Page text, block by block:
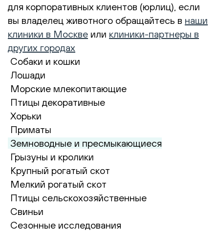
для корпоративных клиентов (юрлиц), если
вы владелец животного обращайтесь в наши
клиники в Москве или клиники-партнеры в
других городах
Собаки и кошки
Лошади
Морские млекопитающие
Птицы декоративные
Хорьки
Приматы
Земноводные и пресмыкающиеся
Грызуны и кролики
Крупный рогатый скот
Мелкий рогатый скот
Птицы сельскохозяйственные
Свиньи
Сезонные исследования